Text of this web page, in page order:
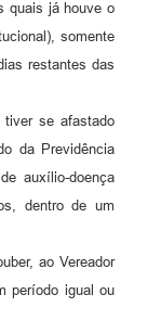
quais já houve o
somente
restantes das
tiver se afastado
da Previdência
auxílio-doença
dentro de um
ao Vereador
período igual ou